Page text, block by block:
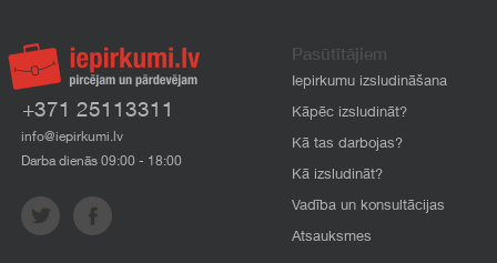
+371 25113311
info@iepirkumi.lv
Darba dienās 09:00 - 18:00
Pasūtītājiem
Iepirkumu izsludināšana
Kāpēc izsludināt?
Kā tas darbojas?
Kā izsludināt?
Vadība un konsultācijas
Atsauksmes